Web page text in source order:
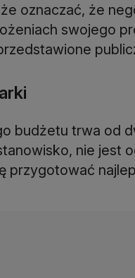
oznaczać, że
swojego
budżetu trwa od
nie jest
przygotować